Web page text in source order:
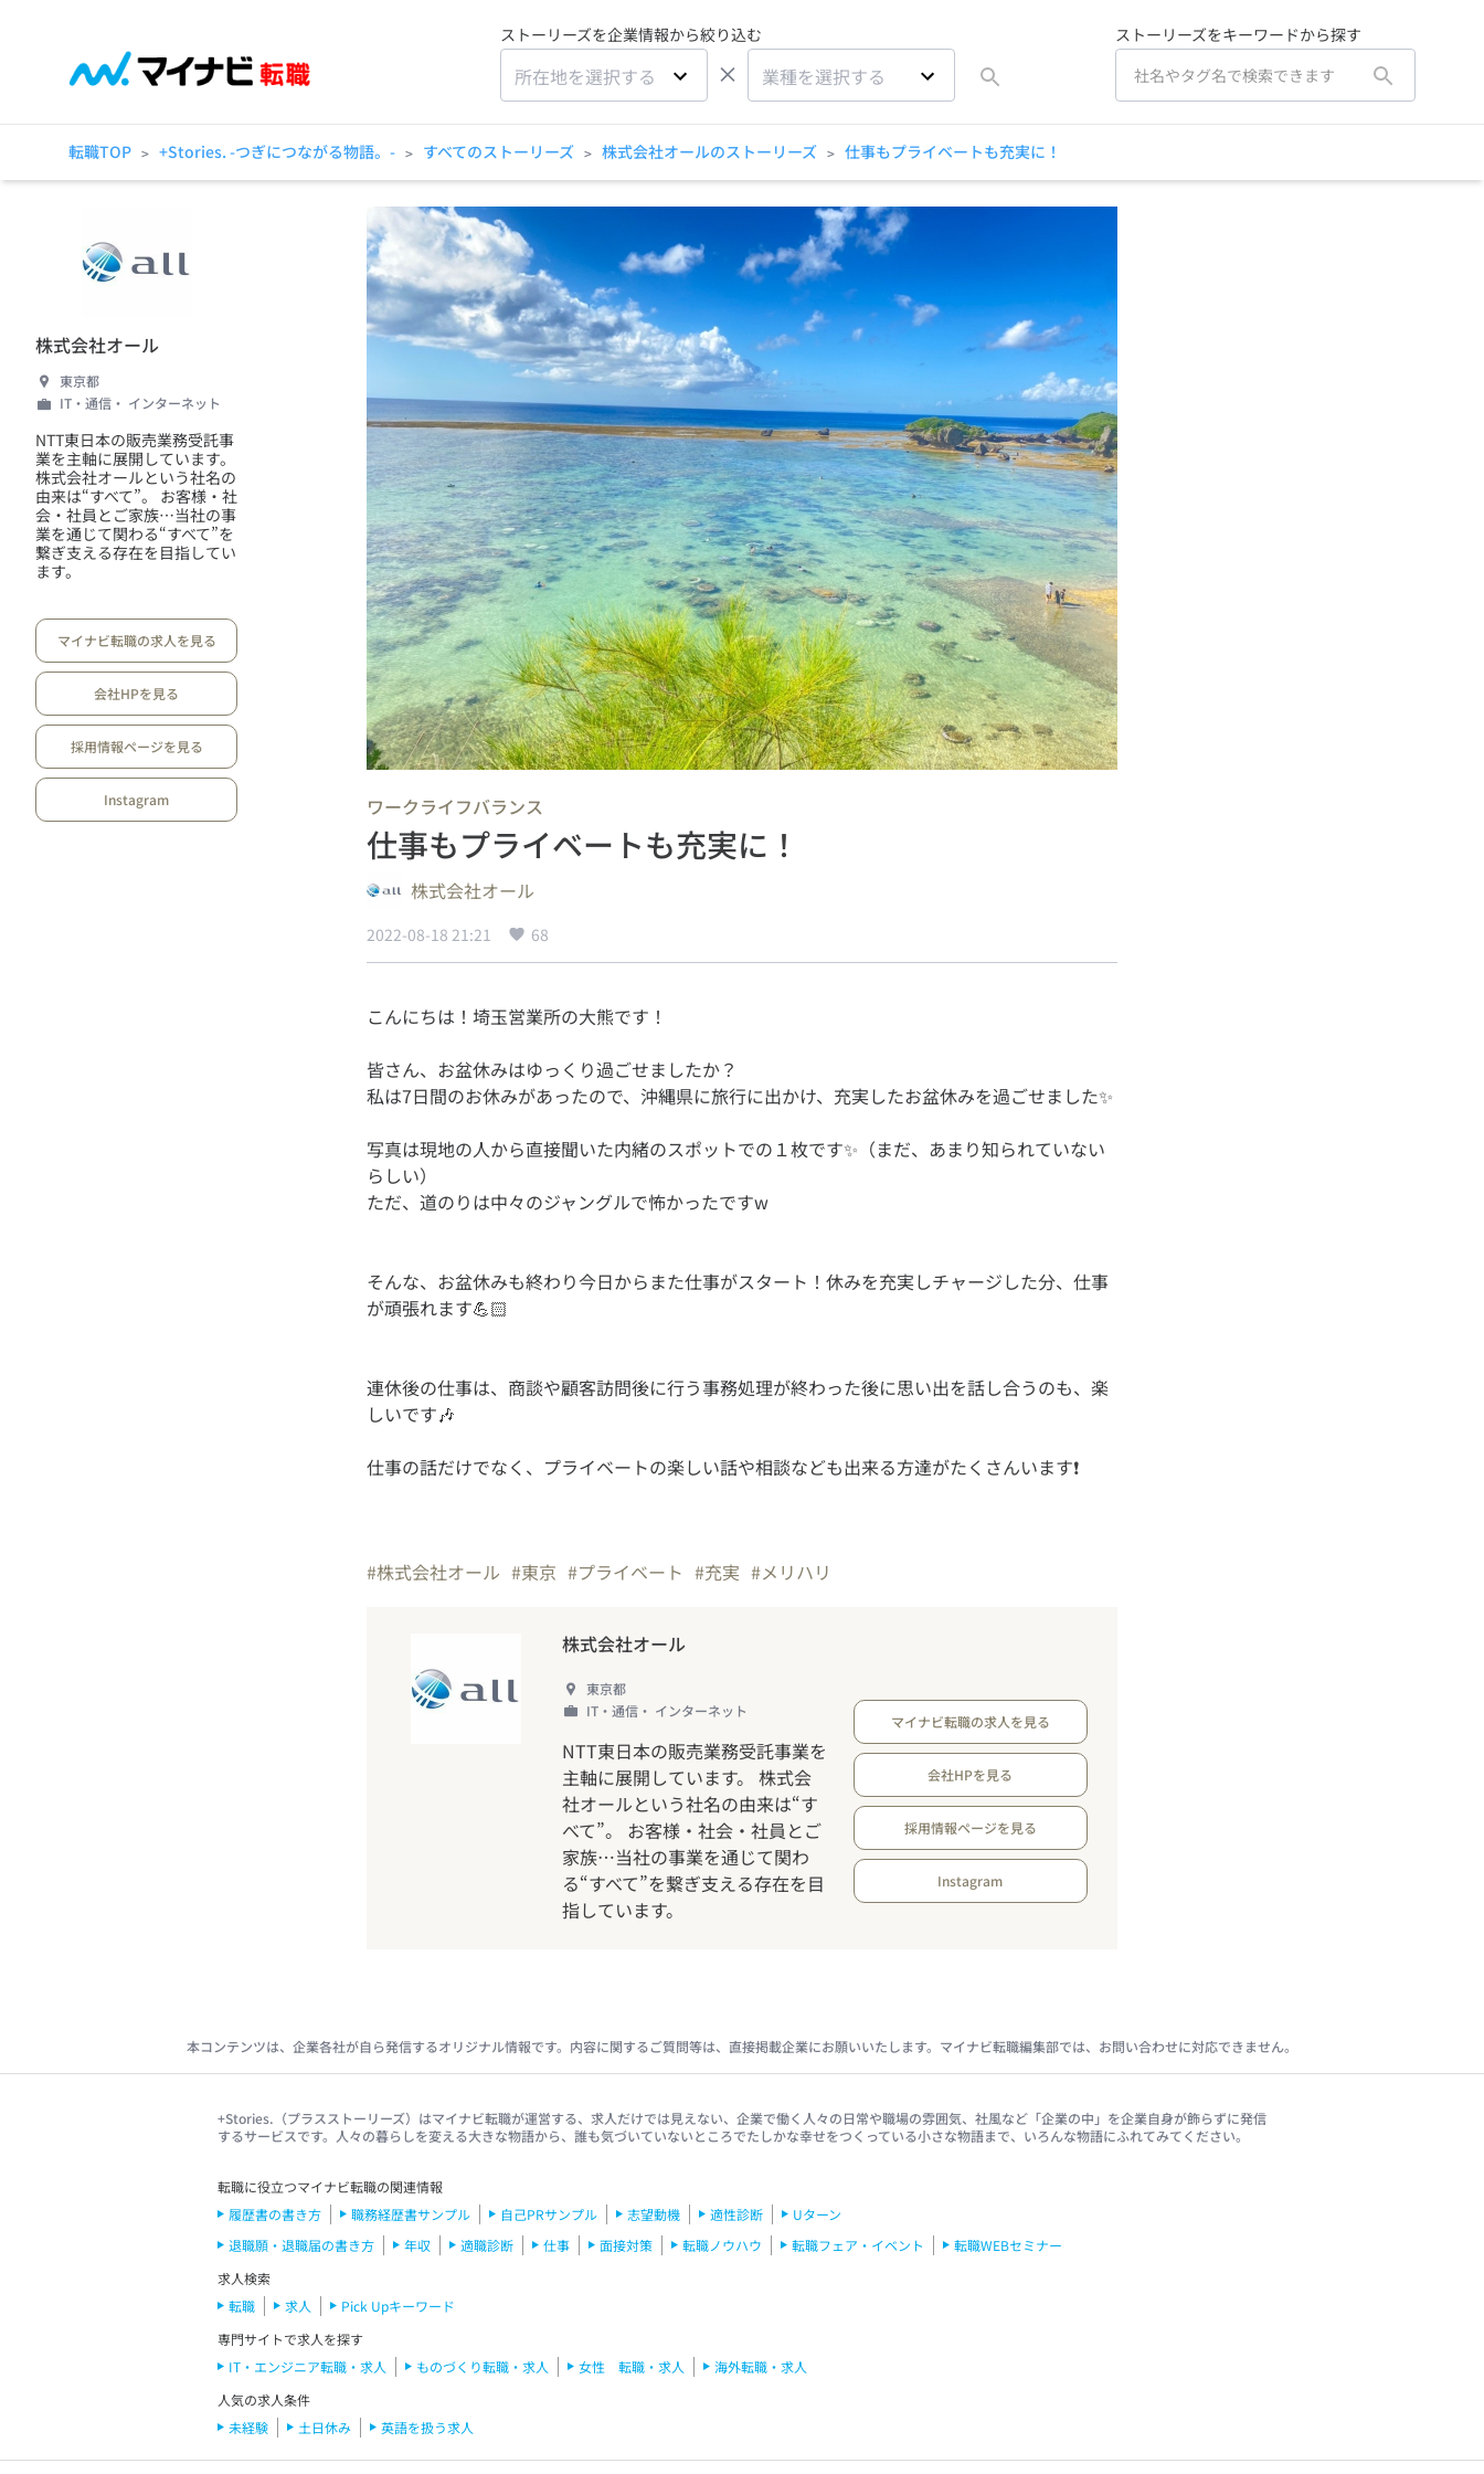
ストーリーズを企業情報から絞り込む
所在地を選択する × 業種を選択する
ストーリーズをキーワードから探す
転職TOP > +Stories. -つぎにつながる物語。- > すべてのストーリーズ > 株式会社オールのストーリーズ > 仕事もプライベートも充実に！
株式会社オール
東京都
IT・通信・ インターネット
NTT東日本の販売業務受託事
業を主軸に展開しています。
株式会社オールという社名の
由来は“すべて”。 お客様・社
会・社員とご家族…当社の事
業を通じて関わる“すべて”を
繋ぎ支える存在を目指してい
ます。
マイナビ転職の求人を見る
会社HPを見る
採用情報ページを見る
Instagram ワークライフバランス
仕事もプライベートも充実に！
株式会社オール
2022-08-18 21:21 68
皆さん、お盆休みはゆっくり過ごせましたか？
写真は現地の人から直接聞いた内緒のスポットでの１枚です✨（まだ、あまり知られていない
らしい）
そんな、お盆休みも終わり今日からまた仕事がスタート！休みを充実しチャージした分、仕事
連休後の仕事は、商談や顧客訪問後に行う事務処理が終わった後に思い出を話し合うのも、楽
仕事の話だけでなく、プライベートの楽しい話や相談なども出来る方達がたくさんいます❗️
#株式会社オール #東京 #プライベート #充実 #メリハリ
株式会社オール
東京都
IT・通信・ インターネット
NTT東日本の販売業務受託事業を
主軸に展開しています。 株式会
社オールという社名の由来は“す
べて”。 お客様・社会・社員とご
家族…当社の事業を通じて関わ
る“すべて”を繋ぎ支える存在を目
指しています。
マイナビ転職の求人を見る
会社HPを見る
採用情報ページを見る
Instagram
本コンテンツは、企業各社が自ら発信するオリジナル情報です。内容に関するご質問等は、直接掲載企業にお願いいたします。マイナビ転職編集部では、お問い合わせに対応できません。
+Stories.（プラスストーリーズ）はマイナビ転職が運営する、求人だけでは見えない、企業で働く人々の日常や職場の雰囲気、社風など「企業の中」を企業自身が飾らずに発信
するサービスです。人々の暮らしを変える大きな物語から、誰も気づいていないところでたしかな幸せをつくっている小さな物語まで、いろんな物語にふれてみてください。
転職に役立つマイナビ転職の関連情報
履歴書の書き方
職務経歴書サンプル 自己PRサンプル 志望動機 適性診断
Uターン
退職願・退職届の書き方
年収 適職診断 仕事 面接対策 転職ノウハウ 転職フェア・イベント
転職WEBセミナー
求人検索
転職
求人
Pick Upキーワード
専門サイトで求人を探す
IT・エンジニア転職・求人
ものづくり転職・求人 女性 転職・求人
海外転職・求人
人気の求人条件
未経験
土日休み 英語を扱う求人